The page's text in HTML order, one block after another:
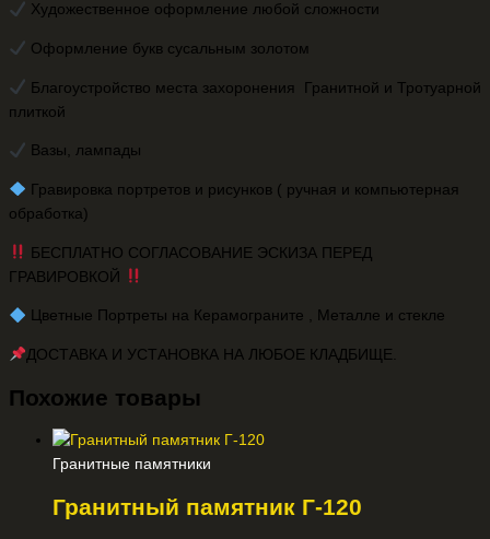
Художественное оформление любой сложности
Оформление букв сусальным золотом
Благоустройство места захоронения Гранитной и Тротуарной
плиткой
Вазы, лампады
️ Гравировка портретов и рисунков ( ручная и компьютерная
обработка)
БЕСПЛАТНО СОГЛАСОВАНИЕ ЭСКИЗА ПЕРЕД
ГРАВИРОВКОЙ
️ Цветные Портреты на Керамограните , Металле и стекле
ДОСТАВКА И УСТАНОВКА НА ЛЮБОЕ КЛАДБИЩЕ.
Похожие товары
Гранитные памятники
Гранитный памятник Г-120